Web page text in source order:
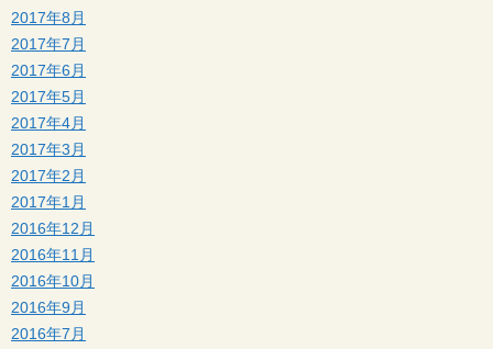
2017年8月
2017年7月
2017年6月
2017年5月
2017年4月
2017年3月
2017年2月
2017年1月
2016年12月
2016年11月
2016年10月
2016年9月
2016年7月